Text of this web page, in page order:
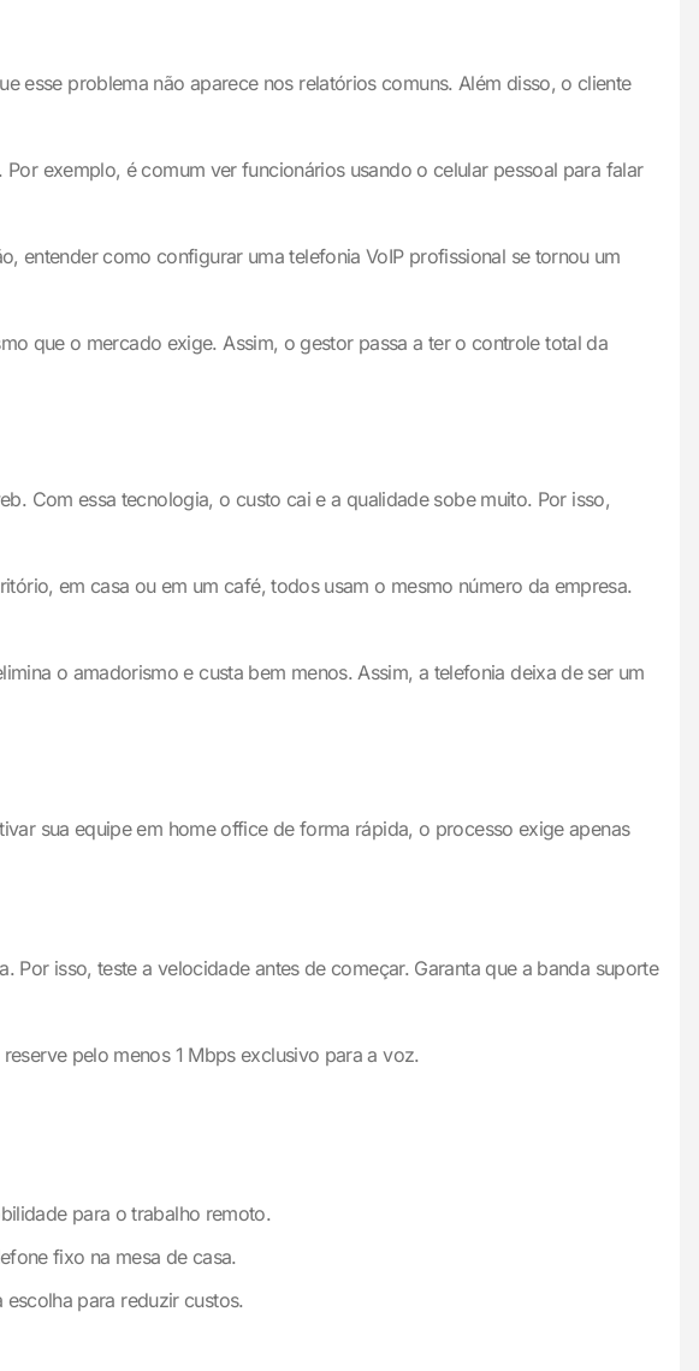
esse problema não aparece nos relatórios comuns. Além disso, o cliente
exemplo, é comum ver funcionários usando o celular pessoal para falar
entender como configurar uma telefonia VoIP profissional se tornou um
que o mercado exige. Assim, o gestor passa a ter o controle total da
Com essa tecnologia, o custo cai e a qualidade sobe muito. Por isso,
em casa ou em um café, todos usam o mesmo número da empresa.
o amadorismo e custa bem menos. Assim, a telefonia deixa de ser um
sua equipe em home office de forma rápida, o processo exige apenas
isso, teste a velocidade antes de começar. Garanta que a banda suporte
pelo menos 1 Mbps exclusivo para a voz.
para o trabalho remoto.
fixo na mesa de casa.
para reduzir custos.